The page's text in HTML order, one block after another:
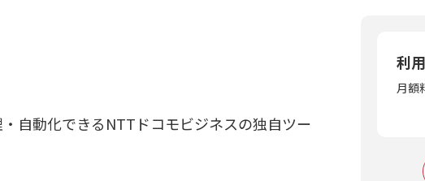
自動化できるNTTドコモビジネスの独自ツー
利
月額